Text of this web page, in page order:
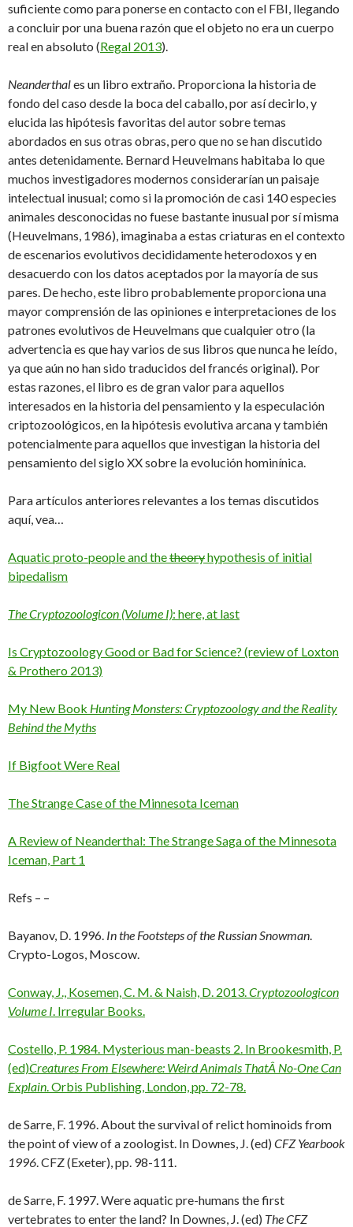
suficiente como para ponerse en contacto con el FBI, llegando
a concluir por una buena razón que el objeto no era un cuerpo
real en absoluto (Regal 2013).
Neanderthales un libro extraño. Proporciona la historia de
fondo del caso desde la boca del caballo, por así decirlo, y
elucida las hipótesis favoritas del autor sobre temas
abordados en sus otras obras, pero que no se han discutido
antes detenidamente. Bernard Heuvelmans habitaba lo que
muchos investigadores modernos considerarían un paisaje
intelectual inusual; como si la promoción de casi 140 especies
animales desconocidas no fuese bastante inusual por sí misma
(Heuvelmans, 1986), imaginaba a estas criaturas en el contexto
de escenarios evolutivos decididamente heterodoxos y en
desacuerdo con los datos aceptados por la mayoría de sus
pares. De hecho, este libro probablemente proporciona una
mayor comprensión de las opiniones e interpretaciones de los
patrones evolutivos de Heuvelmans que cualquier otro (la
advertencia es que hay varios de sus libros que nunca he leído,
ya que aún no han sido traducidos del francés original). Por
estas razones, el libro es de gran valor para aquellos
interesados en la historia del pensamiento y la especulación
criptozoológicos, en la hipótesis evolutiva arcana y también
potencialmente para aquellos que investigan la historia del
pensamiento del siglo XX sobre la evolución hominínica.
Para artículos anteriores relevantes a los temas discutidos
aquí, vea…
Aquatic proto-people and thetheoryhypothesis of initial
bipedalism
The Cryptozoologicon (Volume I): here, at last
Is Cryptozoology Good or Bad for Science? (review of Loxton
& Prothero 2013)
My New Book Hunting Monsters: Cryptozoology and the Reality
Behind the Myths
If Bigfoot Were Real
The Strange Case of the Minnesota Iceman
A Review of Neanderthal: The Strange Saga of the Minnesota
Iceman, Part 1
Refs – –
Bayanov, D. 1996. In the Footsteps of the Russian Snowman.
Crypto-Logos, Moscow.
Conway, J., Kosemen, C. M. & Naish, D. 2013.Cryptozoologicon
Volume I. Irregular Books.
Costello, P. 1984. Mysterious man-beasts 2. In Brookesmith, P.
(ed)Creatures From Elsewhere: Weird Animals ThatÂ No-One Can
Explain. Orbis Publishing, London, pp. 72-78.
de Sarre, F. 1996. About the survival of relict hominoids from
the point of view of a zoologist. In Downes, J. (ed) CFZ Yearbook
1996. CFZ (Exeter), pp. 98-111.
de Sarre, F. 1997. Were aquatic pre-humans the first
vertebrates to enter the land? In Downes, J. (ed) The CFZ